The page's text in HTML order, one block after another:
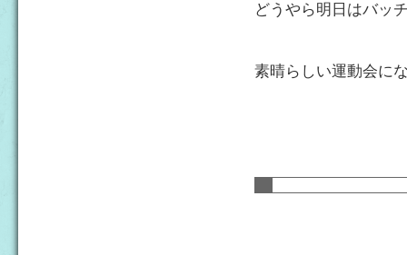
どうやら明日はバッ
素晴らしい運動会に